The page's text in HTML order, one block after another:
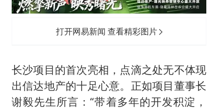
打开网易新闻 查看精彩图片
长沙项目的首次亮相，点滴之处无不体现
出信达地产的十足心意。正如项目董事长
谢毅先生所言：“带着多年的开发积淀，